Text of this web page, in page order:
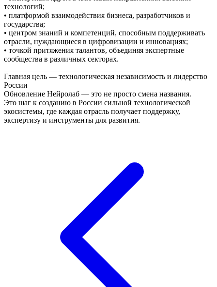
технологий;
• платформой взаимодействия бизнеса, разработчиков и
государства;
• центром знаний и компетенций, способным поддерживать
отрасли, нуждающиеся в цифровизации и инновациях;
• точкой притяжения талантов, объединяя экспертные
сообщества в различных секторах.
Главная цель — технологическая независимость и лидерство
России
Обновление Нейролаб — это не просто смена названия.
Это шаг к созданию в России сильной технологической
экосистемы, где каждая отрасль получает поддержку,
экспертизу и инструменты для развития.